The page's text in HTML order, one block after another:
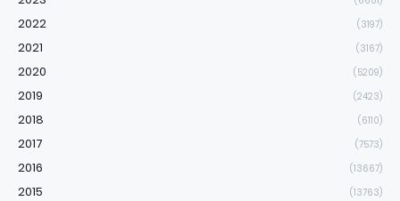
2022 (3197)
2021 (3167)
2020 (5209)
2019 (2423)
2018 (6110)
2017 (7573)
2016 (13667)
2015 (13763)